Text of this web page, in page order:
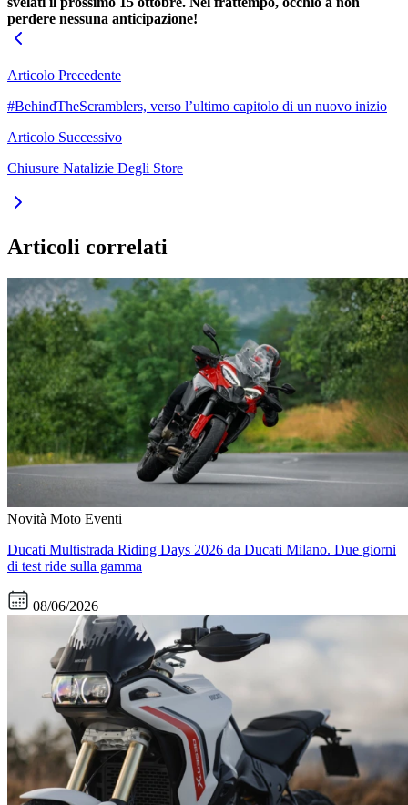
perdere nessuna anticipazione!
Articolo Precedente
#BehindTheScramblers, verso l’ultimo capitolo di un nuovo inizio
Articolo Successivo
Chiusure Natalizie Degli Store
Articoli correlati
Novità Moto Eventi
Ducati Multistrada Riding Days 2026 da Ducati Milano. Due giorni
di test ride sulla gamma
08/06/2026